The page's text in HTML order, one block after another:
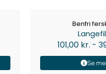
Benfri
101,00 kr. -
Se